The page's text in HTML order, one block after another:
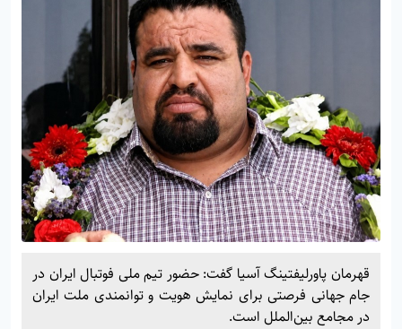
قهرمان پاورلیفتینگ آسیا گفت: حضور تیم ملی فوتبال ایران در
جام جهانی فرصتی برای نمایش هویت و توانمندی ملت ایران
در مجامع بین‌الملل است.